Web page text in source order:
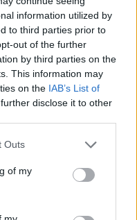
information utilized by
to third parties prior to
out of the further
by third parties on the
This information may
on the IAB’s List of
disclose it to other
one or more Google
You may click to
its third-party tags to
in below Google
Outs
of my
le tue foto
numero +39
telegram di